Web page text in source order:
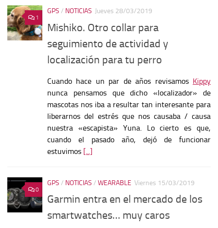
1
GPS / NOTICIAS Jueves 28/03/2019
Mishiko. Otro collar para
seguimiento de actividad y
localización para tu perro
Cuando hace un par de años revisamos Kippy
nunca pensamos que dicho «localizador» de
mascotas nos iba a resultar tan interesante para
liberarnos del estrés que nos causaba / causa
nuestra «escapista» Yuna. Lo cierto es que,
cuando el pasado año, dejó de funcionar
estuvimos [...]
0
GPS / NOTICIAS / WEARABLE Viernes 15/03/2019
Garmin entra en el mercado de los
smartwatches… muy caros